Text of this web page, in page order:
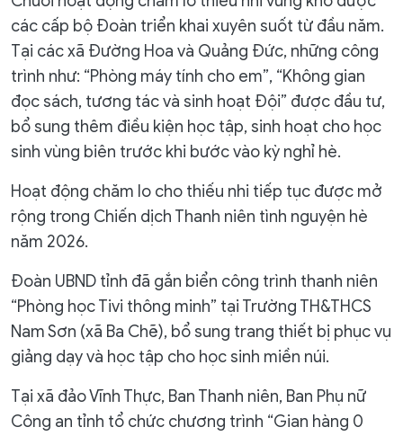
các cấp bộ Đoàn triển khai xuyên suốt từ đầu năm.
Tại các xã Đường Hoa và Quảng Đức, những công
trình như: “Phòng máy tính cho em”, “Không gian
đọc sách, tương tác và sinh hoạt Đội” được đầu tư,
bổ sung thêm điều kiện học tập, sinh hoạt cho học
sinh vùng biên trước khi bước vào kỳ nghỉ hè.
Hoạt động chăm lo cho thiếu nhi tiếp tục được mở
rộng trong Chiến dịch Thanh niên tình nguyện hè
năm 2026.
Đoàn UBND tỉnh đã gắn biển công trình thanh niên
“Phòng học Tivi thông minh” tại Trường TH&THCS
Nam Sơn (xã Ba Chẽ), bổ sung trang thiết bị phục vụ
giảng dạy và học tập cho học sinh miền núi.
Tại xã đảo Vĩnh Thực, Ban Thanh niên, Ban Phụ nữ
Công an tỉnh tổ chức chương trình “Gian hàng 0